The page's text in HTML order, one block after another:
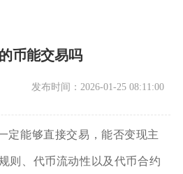
币能交易吗
发布时间：2026-01-25 08:11:00
定能够直接交易，能否变现主
则、代币流动性以及代币合约